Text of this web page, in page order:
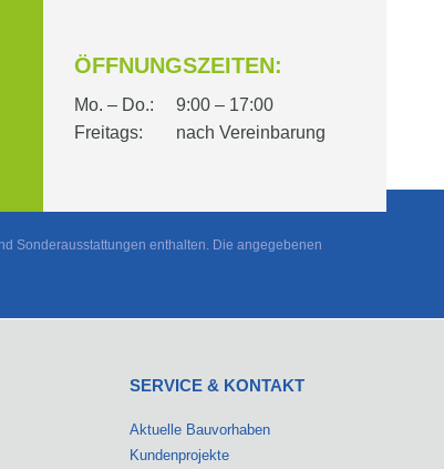
ÖFFNUNGSZEITEN:
Mo. – Do.: 9:00 – 17:00
Freitags:
nach Vereinbarung
Sonderausstattungen enthalten. Die angegebenen
SERVICE & KONTAKT
Aktuelle Bauvorhaben
Kundenprojekte